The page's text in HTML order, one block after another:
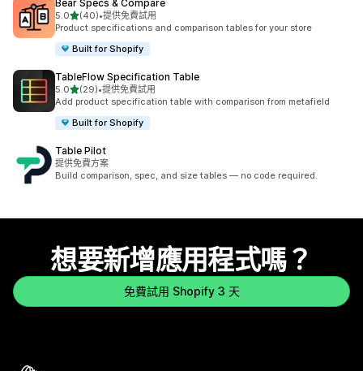
Bear Specs & Compare
5.0滿分 5 顆星
(40)
共有 40 則評價
•提供免費試用
Product specifications and comparison tables for your store
Built for Shopify
TableFlow Specification Table
5.0滿分 5 顆星
(29)
共有 29 則評價
•提供免費試用
Add product specification table with comparison from metafield
Built for Shopify
Table Pilot
提供免費方案
Build comparison, spec, and size tables — no code required.
想要新增應用程式嗎？
免費試用 Shopify 3 天